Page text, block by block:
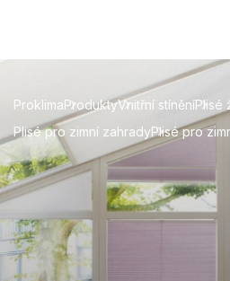
ProklimaProduktyVnitřní stíněníPlisé
Plisé pro zimní zahradyPlisé pro